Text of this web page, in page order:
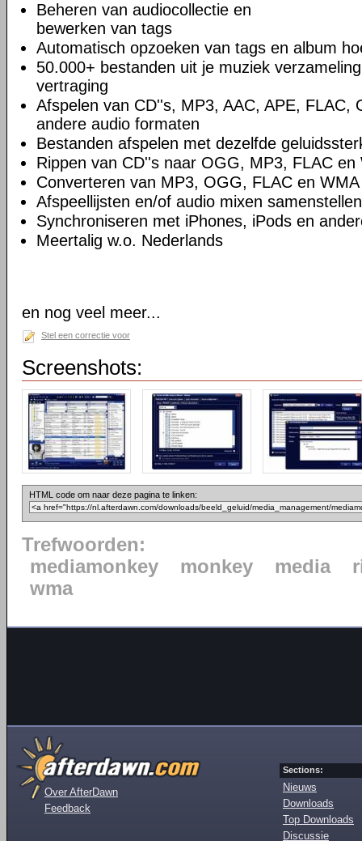
Beheren van audiocollectie en
bewerken van tags
Automatisch opzoeken van tags en album
50.000+ bestanden uit je muziek
vertraging
Afspelen van CD''s, MP3, AAC, APE, FLAC,
andere audio formaten
Bestanden afspelen met dezelfde
Rippen van CD''s naar OGG, MP3, FLAC en
Converteren van MP3, OGG, FLAC en WMA
Afspeellijsten en/of audio mixen samenstellen
Synchroniseren met iPhones, iPods en
Meertalig w.o. Nederlands
en nog veel meer...
Stel een correctie voor
Screenshots:
HTML code om naar deze pagina te linken:
Trefwoorden:
mediamonkey
monkey media
wma
Over AfterDawn
Feedback
Sections:
Nieuws
Downloads
Top Downloads
Discussie